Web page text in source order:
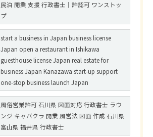
民泊 開業 支援 行政書士｜許認可 ワンストッ
プ
start a business in Japan business license
Japan open a restaurant in Ishikawa
guesthouse license Japan real estate for
business Japan Kanazawa start-up support
one-stop business launch Japan
風俗営業許可 石川県 図面対応 行政書士 ラウ
ンジ キャバクラ 開業 風営法 図面 作成 石川県
富山県 福井県 行政書士